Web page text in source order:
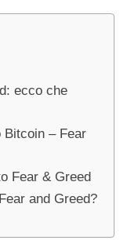
ecco che
Bitcoin – Fear
Fear & Greed
and Greed?